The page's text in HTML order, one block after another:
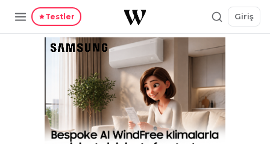
Testler Giriş